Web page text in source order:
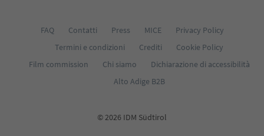
FAQ Contatti Press MICE
Privacy Policy
Termini e condizioni
Crediti
Cookie Policy
Film commission
Chi siamo
Dichiarazione di accessibilità
Alto Adige B2B
© 2026 IDM Südtirol